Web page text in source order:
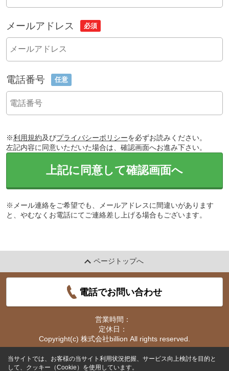
メールアドレス 必須
電話番号 任意
※利用規約及びプライバシーポリシーを必ずお読みください。
左記内容に同意いただいた場合は、確認画面へお進み下さい。
上記に同意して確認画面へ
※メール連絡をご希望でも、メールアドレスに間違いがあります
と、やむなくお電話にてご連絡差し上げる場合もございます。
ページトップへ
電話でお問い合わせ
営業時間：
定休日：
Copyright(c) 株式会社billion All rights reserved.
当サイトでは、お客様の当サイト利用状況把握、サービス向上検討を目的と
して、クッキー（Cookie）を使用しています。